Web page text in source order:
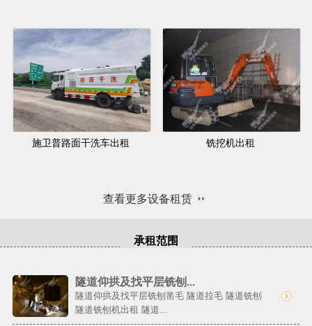
施卫普路面干洗车出租 铣挖机出租
查看更多设备租赁
承租范围
隧道仰拱及找平层铣刨...
隧道仰拱及找平层铣刨凿毛 隧道拉毛 隧道铣刨
隧道铣刨机出租 隧道...